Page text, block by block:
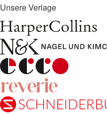
Unsere Verlage